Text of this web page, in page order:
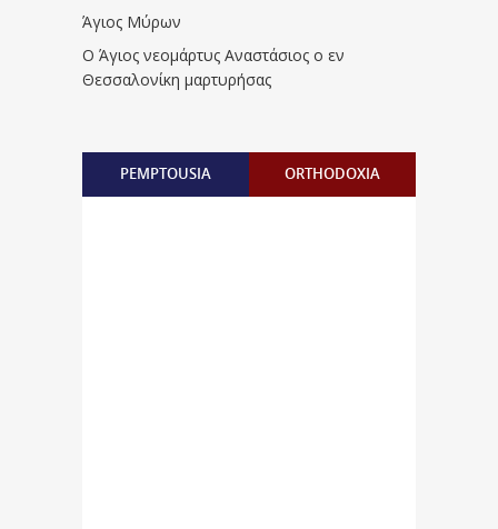
Άγιος Μύρων
Ο Άγιος νεομάρτυς Αναστάσιος ο εν
Θεσσαλονίκη μαρτυρήσας
PEMPTOUSIA ORTHODOXIA